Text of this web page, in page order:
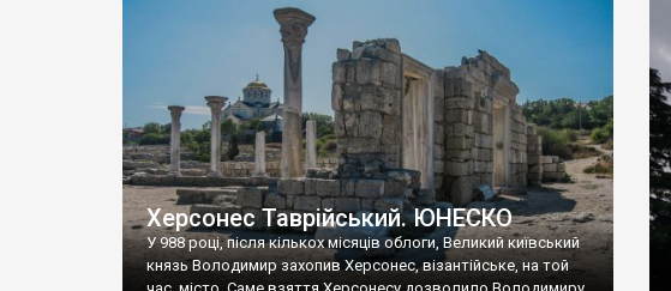
візантійської доби. Раритети викрадені з фондів об’єкту
культурної спадщини ЮНЕСКО «Херсонеса Таврійського».
Офіційно – на виставку «Золото Візантії», але експерти та
влада в Україні вважають це лише […]
Херсонес Таврійський. ЮНЕСКО
У 988 році, після кількох місяців облоги, Великий київський
князь Володимир захопив Херсонес, візантійське, на той